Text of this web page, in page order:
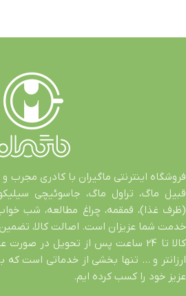
فروشگاه اینترنتی ماگیران با کادری مجرب
قبیل ماگ، تراول ماگ، جاسوئیچی
(ظرف غذا)، قمقمه، چراغ مطالعه، شب
خدمت شما عزیزان است. اصالت کالا،
کالا تا 24 ساعت پس از تحویل در
ارزانتر و … تنها بخشی از خدماتی است که
عزیز خود را کسب کرده ایم.